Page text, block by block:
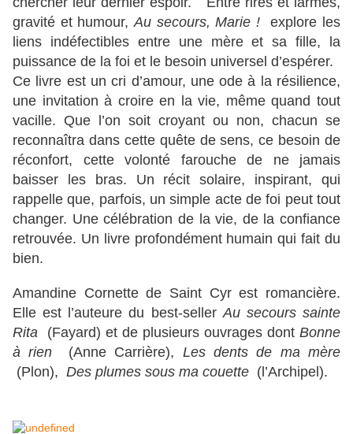
gravité et humour,Au secours, Marie !
explore les
liens indéfectibles entre une mère et sa fille, la
puissance de la foi et le besoin universel d’espérer.
Ce livre est un cri d’amour, une ode à la résilience,
une invitation à croire en la vie, même quand tout
vacille. Que l’on soit croyant ou non, chacun se
reconnaîtra dans cette quête de sens, ce besoin de
réconfort, cette volonté farouche de ne jamais
baisser les bras. Un récit solaire, inspirant, qui
rappelle que, parfois, un simple acte de foi peut tout
changer. Une célébration de la vie, de la confiance
retrouvée. Un livre profondément humain qui fait du
bien.
Amandine Cornette de Saint Cyr est romancière.
Elle est l’auteure du best-sellerAu secours sainte
Rita (Fayard) et de plusieurs ouvrages dont Bonne
à rien (Anne Carrière), Les dents de ma mère
(Plon), Des plumes sous ma couette (l’Archipel).